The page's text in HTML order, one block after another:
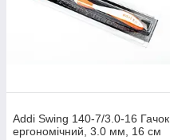
Addi Swing 140-7/3.0-16 Гачок
ергономічний, 3.0 мм, 16 см